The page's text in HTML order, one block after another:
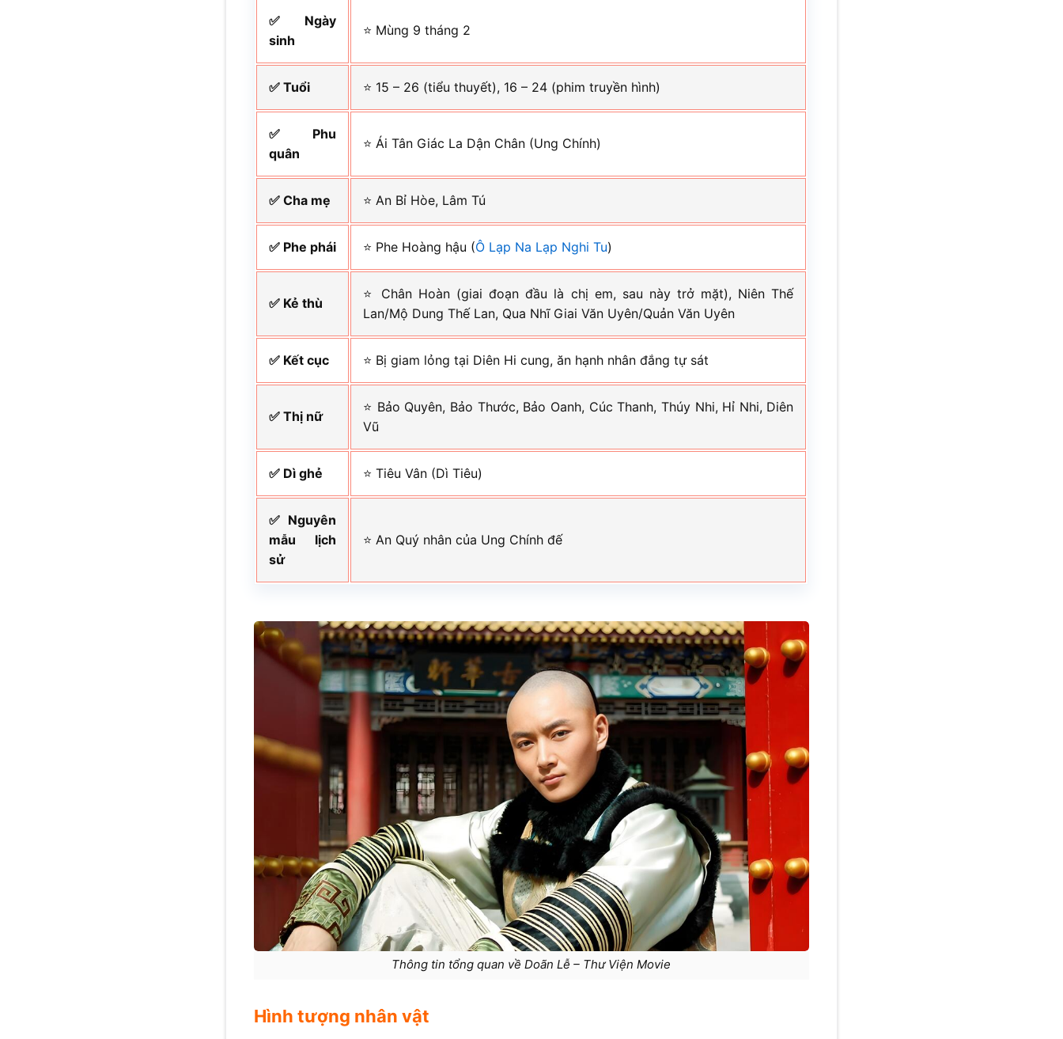
✅ Ngày
sinh
⭐ Mùng 9 tháng 2
✅ Tuổi ⭐ 15 – 26 (tiểu thuyết), 16 – 24 (phim truyền hình)
✅ Phu
quân
⭐ Ái Tân Giác La Dận Chân (Ung Chính)
✅ Cha mẹ ⭐ An Bỉ Hòe, Lâm Tú
✅ Phe phái ⭐ Phe Hoàng hậu (Ô Lạp Na Lạp Nghi Tu)
✅ Kẻ thù
⭐ Chân Hoàn (giai đoạn đầu là chị em, sau này trở mặt), Niên Thế
Lan/Mộ Dung Thế Lan, Qua Nhĩ Giai Văn Uyên/Quản Văn Uyên
✅ Kết cục ⭐ Bị giam lỏng tại Diên Hi cung, ăn hạnh nhân đắng tự sát
✅ Thị nữ
⭐ Bảo Quyên, Bảo Thước, Bảo Oanh, Cúc Thanh, Thúy Nhi, Hỉ Nhi, Diên
Vũ
✅ Dì ghẻ ⭐ Tiêu Vân (Dì Tiêu)
✅ Nguyên
mẫu lịch
sử
⭐ An Quý nhân của Ung Chính đế
Thông tin tổng quan về Doãn Lễ – Thư Viện Movie
Hình tượng nhân vật